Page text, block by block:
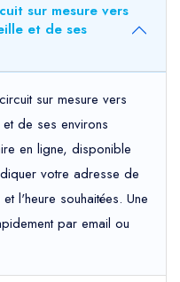
sur mesure vers
et de ses
sur mesure vers
de ses environs
en ligne, disponible
votre adresse de
l'heure souhaitées. Une
par email ou